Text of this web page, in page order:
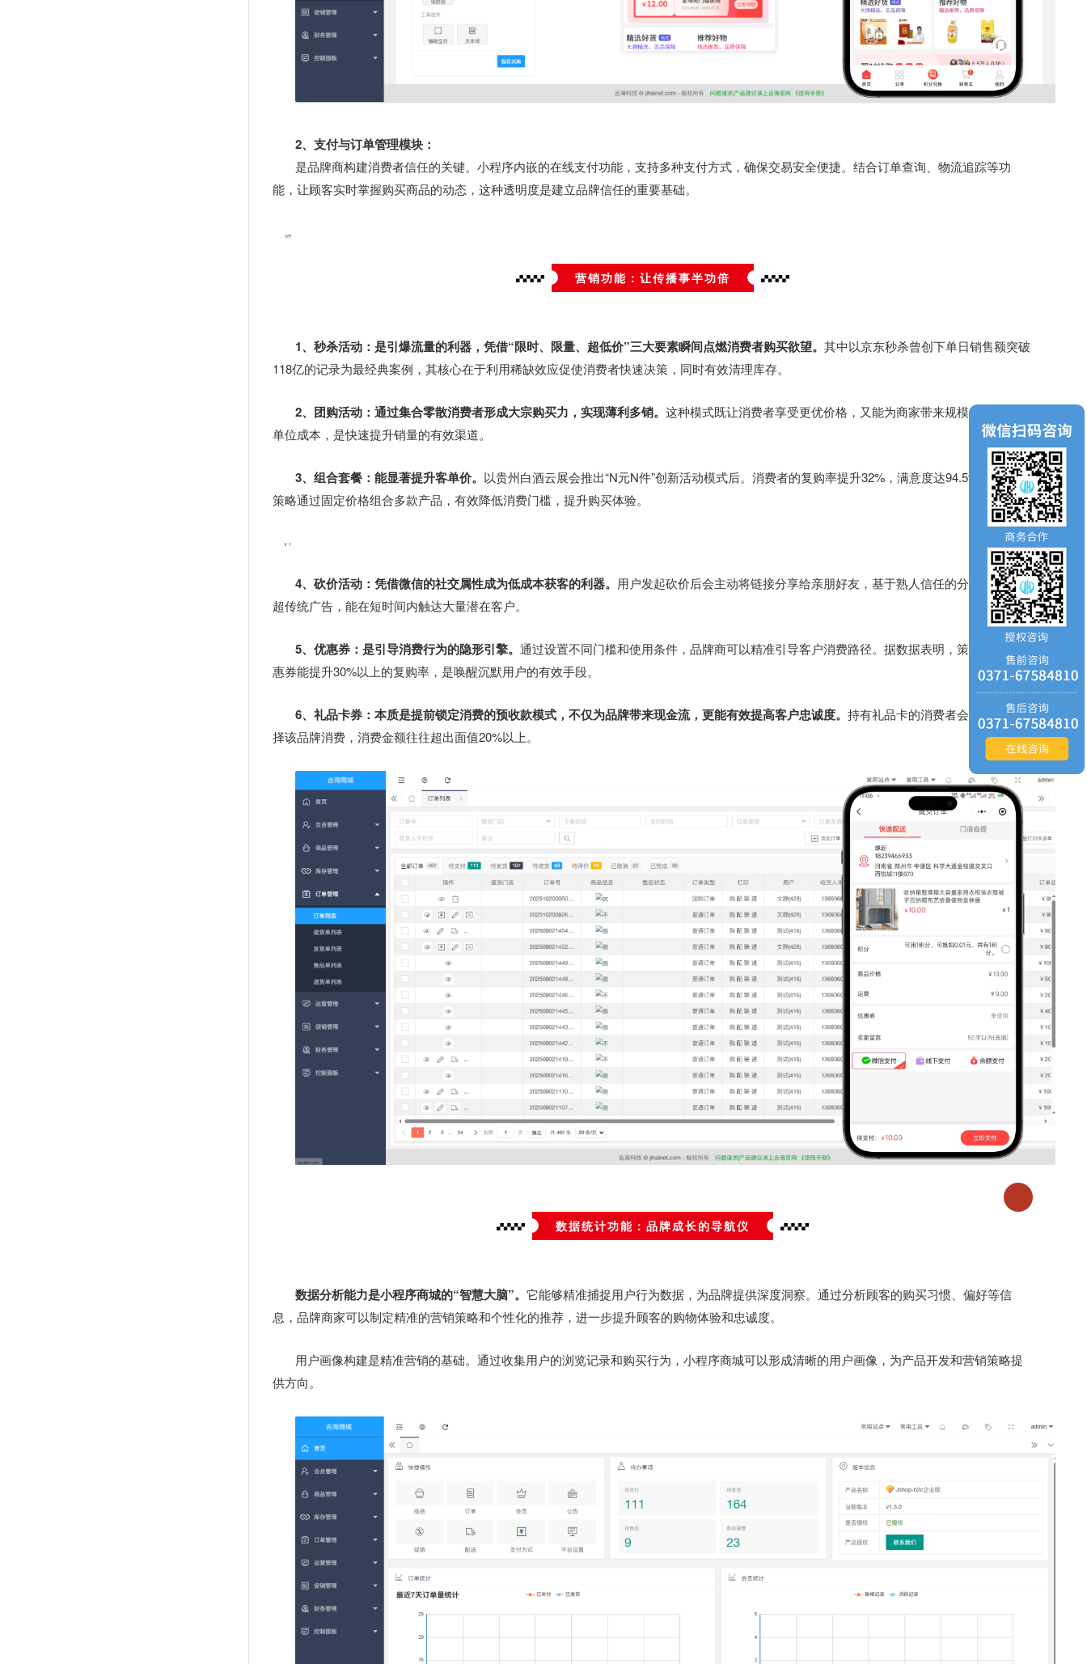
2、支付与订单管理模块：
是品牌商构建消费者信任的关键。小程序内嵌的在线支付功能，支持多种支付方式，确保交易安全便捷。结合订单查询、物流追踪等功
能，让顾客实时掌握购买商品的动态，这种透明度是建立品牌信任的重要基础。
营销功能：让传播事半功倍
1、秒杀活动： 是引爆流量的利器，凭借“限时、限量、超低价”三大要素瞬间点燃消费者购买欲望。 其中以京东秒杀曾创下单日销售额突破
118亿的记录为最经典案例，其核心在于利用稀缺效应促使消费者快速决策，同时有效清理库存。
2、团购活动：通过集合零散消费者形成大宗购买力，实现薄利多销。 这种模式既让消费者享受更优价格，又能为商家带来规模效应，降低
单位成本，是快速提升销量的有效渠道。
3、组合套餐：能显著提升客单价。 以贵州白酒云展会推出“N元N件”创新活动模式后。消费者的复购率提升32%，满意度达94.5%。而这种
策略通过固定价格组合多款产品，有效降低消费门槛，提升购买体验。
4、砍价活动：凭借微信的社交属性成为低成本获客的利器。 用户发起砍价后会主动将链接分享给亲朋好友，基于熟人信任的分享转化率远
超传统广告，能在短时间内触达大量潜在客户。
5、优惠券：是引导消费行为的隐形引擎。 通过设置不同门槛和使用条件，品牌商可以精准引导客户消费路径。据数据表明，策略性使用优
惠券能提升30%以上的复购率，是唤醒沉默用户的有效手段。
6、礼品卡券：本质是提前锁定消费的预收款模式，不仅为品牌带来现金流，更能有效提高客户忠诚度。 持有礼品卡的消费者会自然优先选
择该品牌消费，消费金额往往超出面值20%以上。
数据统计功能：品牌成长的导航仪
数据分析能力是小程序商城的“智慧大脑”。 它能够精准捕捉用户行为数据，为品牌提供深度洞察。通过分析顾客的购买习惯、偏好等信
息，品牌商家可以制定精准的营销策略和个性化的推荐，进一步提升顾客的购物体验和忠诚度。
用户画像构建是精准营销的基础。通过收集用户的浏览记录和购买行为，小程序商城可以形成清晰的用户画像，为产品开发和营销策略提
供方向。